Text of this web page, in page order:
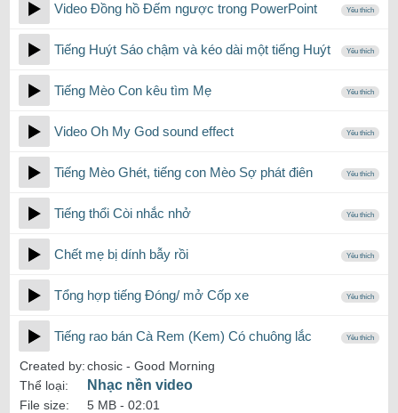
Video Đồng hồ Đếm ngược trong PowerPoint Yêu thích
Tiếng Huýt Sáo chậm và kéo dài một tiếng Huýt Yêu thích
Tiếng Mèo Con kêu tìm Mẹ Yêu thích
Video Oh My God sound effect Yêu thích
Tiếng Mèo Ghét, tiếng con Mèo Sợ phát điên Yêu thích
Tiếng thổi Còi nhắc nhở Yêu thích
Chết mẹ bị dính bẫy rồi Yêu thích
Tổng hợp tiếng Đóng/ mở Cốp xe Yêu thích
Tiếng rao bán Cà Rem (Kem) Có chuông lắc Yêu thích
Created by:chosic - Good Morning
Thể loại:
Nhạc nền video
File size: 5 MB - 02:01